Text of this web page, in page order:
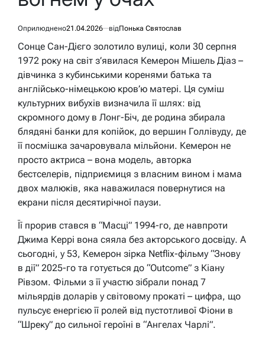
Оприлюднено21.04.2026 відПонька Святослав
Сонце Сан-Дієго золотило вулиці, коли 30 серпня
1972 року на світ з’явилася Кемерон Мішель Діаз –
дівчинка з кубинськими коренями батька та
англійсько-німецькою кров’ю матері. Ця суміш
культурних вибухів визначила її шлях: від
скромного дому в Лонг-Біч, де родина збирала
блядяні банки для копійок, до вершин Голлівуду, де
її посмішка зачаровувала мільйони. Кемерон не
просто актриса – вона модель, авторка
бестселерів, підприємиця з власним вином і мама
двох малюків, яка наважилася повернутися на
екрани після десятирічної паузи.
Її прорив стався в “Масці” 1994-го, де навпроти
Джима Керрі вона сяяла без акторського досвіду. А
сьогодні, у 53, Кемерон зірка Netflix-фільму “Знову
в дії” 2025-го та готується до “Outcome” з Кіану
Рівзом. Фільми з її участю зібрали понад 7
мільярдів доларів у світовому прокаті – цифра, що
пульсує енергією її ролей від пустотливої Фіони в
“Шреку” до сильної героїні в “Ангелах Чарлі”.